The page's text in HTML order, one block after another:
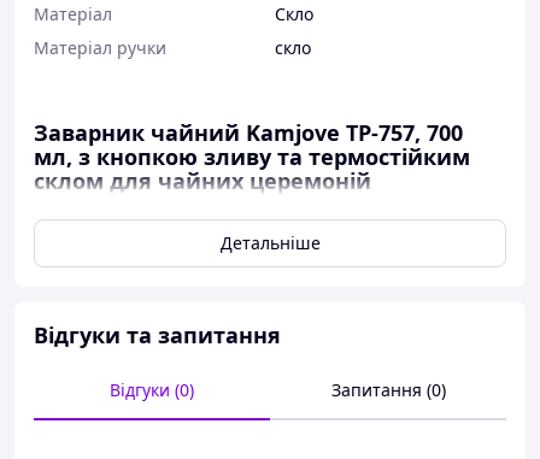
Матеріал
Скло
Матеріал ручки
скло
Заварник чайний Kamjove TP-757, 700
мл, з кнопкою зливу та термостійким
склом для чайних церемоній
функціональність. Виготовлений відомою компанією
з інноваційним дизайном і ідеально підходить для
заварювання різних сортів чаю, таких як Пуер, Улуни,
Детальніше
Відгуки та запитання
Відгуки (0) Запитання (0)